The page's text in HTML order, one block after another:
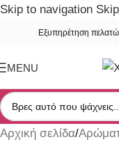
Skip to navigation
Εξυπηρέτηση
MENU
Αρχική σελίδα/